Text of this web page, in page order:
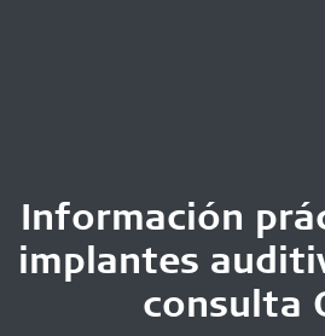
Información
implantes
consulta